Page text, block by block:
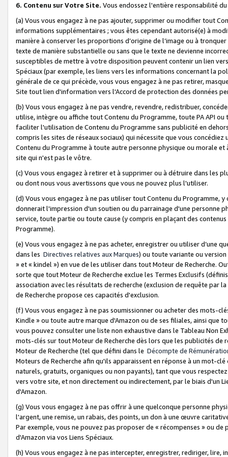
6. Contenu sur Votre Site. Vous endossez l'entière responsabilité
(a) Vous vous engagez à ne pas ajouter, supprimer ou modifier tout
informations supplémentaires ; vous êtes cependant autorisé(e) à
manière à conserver les proportions d’origine de l’image ou à
texte de manière substantielle ou sans que le texte ne devienne
susceptibles de mettre à votre disposition peuvent contenir un lien
Spéciaux (par exemple, les liens vers les informations concernant la
générale de ce qui précède, vous vous engagez à ne pas retirer,
Site tout lien d'information vers l'Accord de protection des données
(b) Vous vous engagez à ne pas vendre, revendre, redistribuer,
utilise, intègre ou affiche tout Contenu du Programme, toute PA API
faciliter l'utilisation de Contenu du Programme sans publicité en
compris les sites de réseaux sociaux) qui nécessite que vous
Contenu du Programme à toute autre personne physique ou morale
site qui n'est pas le vôtre.
(c) Vous vous engagez à retirer et à supprimer ou à détruire dans les
ou dont nous vous avertissons que vous ne pouvez plus l'utiliser.
(d) Vous vous engagez à ne pas utiliser tout Contenu du Programme,
donnerait l'impression d'un soutien ou du parrainage d'une personne
service, toute partie ou toute cause (y compris en plaçant des
Programme).
(e) Vous vous engagez à ne pas acheter, enregistrer ou utiliser d’une
dans les Directives relatives aux Marques) ou toute variante ou
» et « kindel ») en vue de les utiliser dans tout Moteur de Recherche.
sorte que tout Moteur de Recherche exclue les Termes Exclusifs
association avec les résultats de recherche (exclusion de requête
de Recherche propose ces capacités d'exclusion.
(f) Vous vous engagez à ne pas soumissionner ou acheter des mots-
Kindle » ou toute autre marque d'Amazon ou de ses filiales, ainsi que
vous pouvez consulter une liste non exhaustive dans le Tableau Non
mots-clés sur tout Moteur de Recherche dès lors que les publicités de
Moteur de Recherche (tel que défini dans le Décompte de
Moteurs de Recherche afin qu'ils apparaissent en réponse à un mot-
naturels, gratuits, organiques ou non payants), tant que vous
vers votre site, et non directement ou indirectement, par le biais d'un
d'Amazon.
(g) Vous vous engagez à ne pas offrir à une quelconque personne
l'argent, une remise, un rabais, des points, un don à une œuvre
Par exemple, vous ne pouvez pas proposer de « récompenses » ou
d'Amazon via vos Liens Spéciaux.
(h) Vous vous engagez à ne pas intercepter, enregistrer, rediriger,